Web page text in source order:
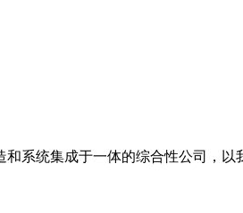
系统集成于一体的综合性公司，